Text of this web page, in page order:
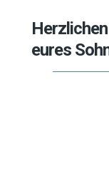
eures